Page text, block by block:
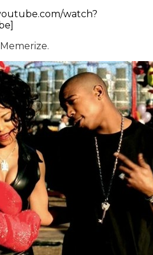
watch?
Memerize.